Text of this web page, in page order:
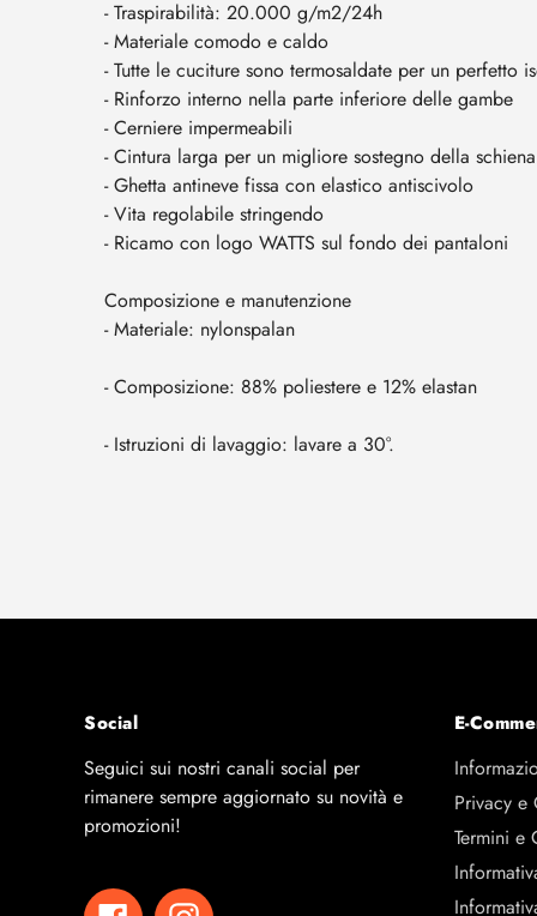
- Traspirabilità: 20.000 g/m2/24h
- Materiale comodo e caldo
- Tutte le cuciture sono termosaldate per un perfetto
- Rinforzo interno nella parte inferiore delle gambe
- Cerniere impermeabili
- Cintura larga per un migliore sostegno della schiena
- Ghetta antineve fissa con elastico antiscivolo
- Vita regolabile stringendo
- Ricamo con logo WATTS sul fondo dei pantaloni
Composizione e manutenzione
- Materiale: nylonspalan
- Composizione: 88% poliestere e 12% elastan
- Istruzioni di lavaggio: lavare a 30°.
Social
Seguici sui nostri canali social per
rimanere sempre aggiornato su novità e
promozioni!
E-
Privacy e
Termini e